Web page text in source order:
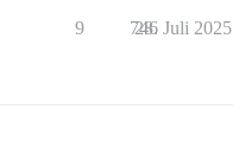
9 746
28. Juli 2025